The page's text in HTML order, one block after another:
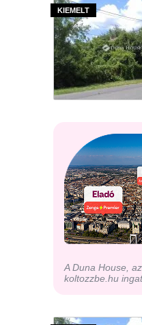
A Duna House,
koltozzbe.hu